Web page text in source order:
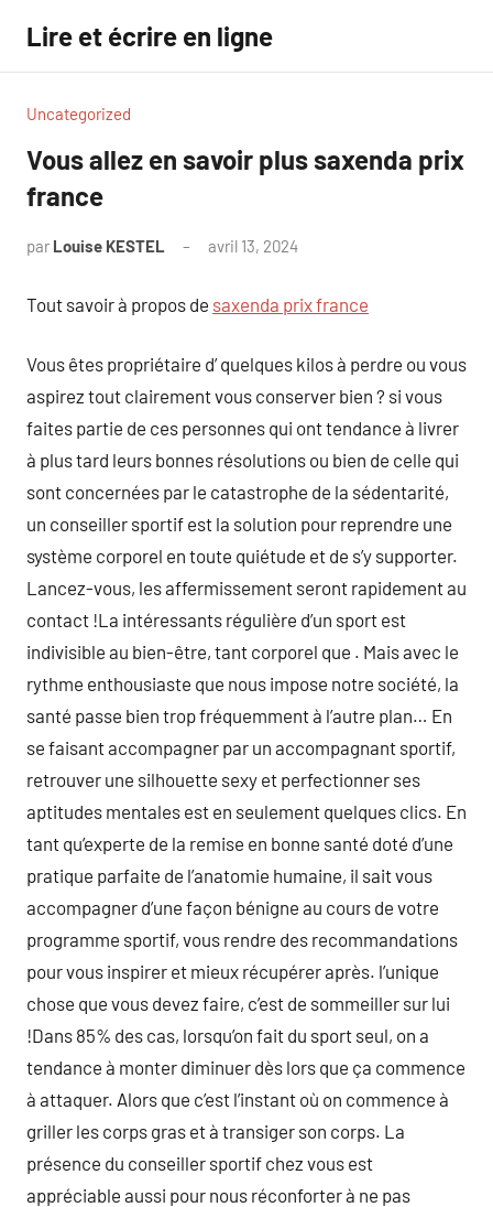
contenu
Lire et écrire en ligne
Uncategorized
Vous allez en savoir plus saxenda prix
france
par Louise KESTEL avril 13, 2024
Tout savoir à propos de saxenda prix france
Vous êtes propriétaire d’ quelques kilos à perdre ou vous
aspirez tout clairement vous conserver bien ? si vous
faites partie de ces personnes qui ont tendance à livrer
à plus tard leurs bonnes résolutions ou bien de celle qui
sont concernées par le catastrophe de la sédentarité,
un conseiller sportif est la solution pour reprendre une
système corporel en toute quiétude et de s’y supporter.
Lancez-vous, les affermissement seront rapidement au
contact !La intéressants régulière d’un sport est
indivisible au bien-être, tant corporel que . Mais avec le
rythme enthousiaste que nous impose notre société, la
santé passe bien trop fréquemment à l’autre plan… En
se faisant accompagner par un accompagnant sportif,
retrouver une silhouette sexy et perfectionner ses
aptitudes mentales est en seulement quelques clics. En
tant qu’experte de la remise en bonne santé doté d’une
pratique parfaite de l’anatomie humaine, il sait vous
accompagner d’une façon bénigne au cours de votre
programme sportif, vous rendre des recommandations
pour vous inspirer et mieux récupérer après. l’unique
chose que vous devez faire, c’est de sommeiller sur lui
!Dans 85% des cas, lorsqu’on fait du sport seul, on a
tendance à monter diminuer dès lors que ça commence
à attaquer. Alors que c’est l’instant où on commence à
griller les corps gras et à transiger son corps. La
présence du conseiller sportif chez vous est
appréciable aussi pour nous réconforter à ne pas